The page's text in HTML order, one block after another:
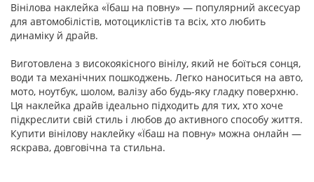
Вінілова наклейка «Їбаш на повну» — популярний аксесуар
для автомобілістів, мотоциклістів та всіх, хто любить
динаміку й драйв.
Виготовлена з високоякісного вінілу, який не боїться сонця,
води та механічних пошкоджень. Легко наноситься на авто,
мото, ноутбук, шолом, валізу або будь-яку гладку поверхню.
Ця наклейка драйв ідеально підходить для тих, хто хоче
підкреслити свій стиль і любов до активного способу життя.
Купити вінілову наклейку «Їбаш на повну» можна онлайн —
яскрава, довговічна та стильна.